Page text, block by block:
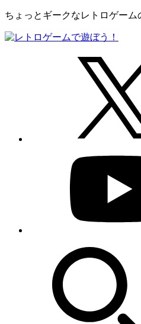
ちょっとギークなレトロゲーム